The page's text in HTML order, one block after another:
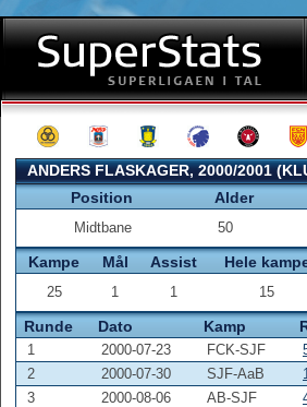
ANDERS FLASKAGER, 2000/2001
Position
Alder
Midtbane 50
Kampe Mål Assist Hele
25 1 1 15
Runde Dato Kamp
1 2000-07-23 FCK-SJF
2
2000-07-30 SJF-AaB
3
2000-08-06 AB-SJF